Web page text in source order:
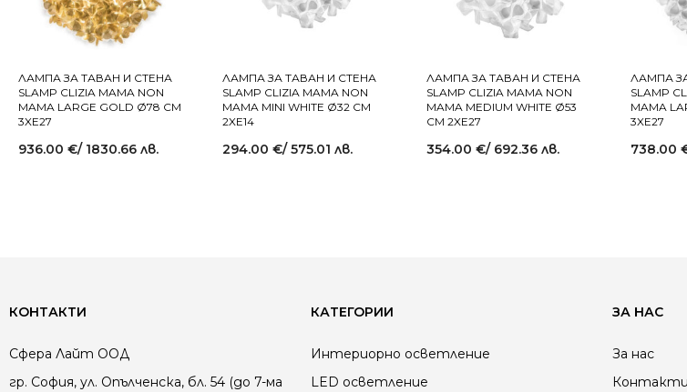
ЛАМПА ЗА ТАВАН И СТЕНА
SLAMP CLIZIA MAMA NON
MAMA LARGE GOLD Ø78 СМ
3XE27
936.00 €/ 1830.66 лв.
ЛАМПА ЗА ТАВАН И СТЕНА
SLAMP CLIZIA MAMA NON
MAMA MINI WHITE Ø32 СМ
2XE14
294.00 €/ 575.01 лв.
ЛАМПА ЗА ТАВАН И СТЕНА
SLAMP CLIZIA MAMA NON
MAMA MEDIUM WHITE Ø53
СМ 2XE27
354.00 €/ 692.36 лв.
ЛАМПА
SLAMP
MAMA
3XE27
738.00
КОНТАКТИ
Сфера Лайт ООД
гр. София, ул. Опълченска, бл. 54 (до 7-ма
КАТЕГОРИИ
Интериорно осветление
LED осветление
ЗА НАС
За нас
Контакти